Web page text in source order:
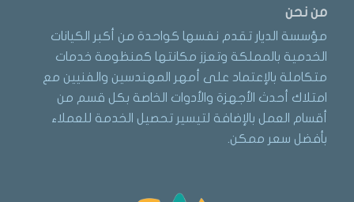
من نحن
مؤسسة الديار تقدم نفسها كواحدة من أكبر الكيانات
الخدمية بالمملكة وتعزز مكانتها كمنظومة خدمات
متكاملة بالإعتماد على أمهر المهندسين والفنيين مع
امتلاك أحدث الأجهزة والأدوات الخاصة بكل قسم من
أقسام العمل بالإضافة لتيسير تحصيل الخدمة للعملاء
بأفضل سعر ممكن.